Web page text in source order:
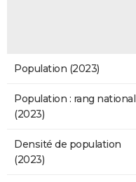
Population (2023)
Population : rang national
(2023)
Densité de population
(2023)